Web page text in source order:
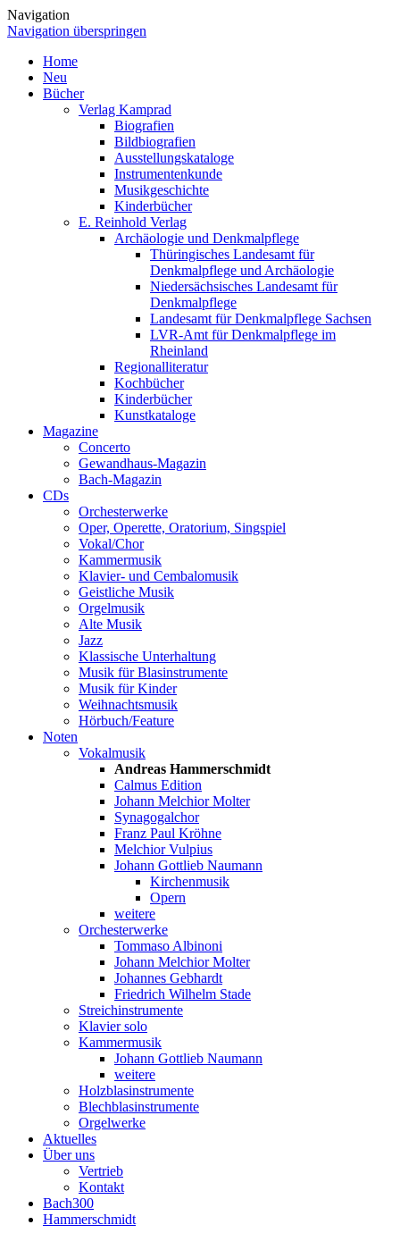
Navigation
Navigation überspringen
Home
Neu
Bücher
Verlag Kamprad
Biografien
Bildbiografien
Ausstellungskataloge
Instrumentenkunde
Musikgeschichte
Kinderbücher
E. Reinhold Verlag
Archäologie und Denkmalpflege
Thüringisches Landesamt für
Denkmalpflege und Archäologie
Niedersächsisches Landesamt für
Denkmalpflege
Landesamt für Denkmalpflege Sachsen
LVR-Amt für Denkmalpflege im
Rheinland
Regionalliteratur
Kochbücher
Kinderbücher
Kunstkataloge
Magazine
Concerto
Gewandhaus-Magazin
Bach-Magazin
CDs
Orchesterwerke
Oper, Operette, Oratorium, Singspiel
Vokal/Chor
Kammermusik
Klavier- und Cembalomusik
Geistliche Musik
Orgelmusik
Alte Musik
Jazz
Klassische Unterhaltung
Musik für Blasinstrumente
Musik für Kinder
Weihnachtsmusik
Hörbuch/Feature
Noten
Vokalmusik
Andreas Hammerschmidt
Calmus Edition
Johann Melchior Molter
Synagogalchor
Franz Paul Kröhne
Melchior Vulpius
Johann Gottlieb Naumann
Kirchenmusik
Opern
weitere
Orchesterwerke
Tommaso Albinoni
Johann Melchior Molter
Johannes Gebhardt
Friedrich Wilhelm Stade
Streichinstrumente
Klavier solo
Kammermusik
Johann Gottlieb Naumann
weitere
Holzblasinstrumente
Blechblasinstrumente
Orgelwerke
Aktuelles
Über uns
Vertrieb
Kontakt
Bach300
Hammerschmidt